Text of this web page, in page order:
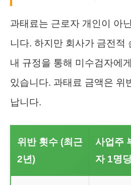
과태료는 근로자 개인이 아
니다. 하지만 회사가 금전적
내 규정을 통해 미수검자에
있습니다. 과태료 금액은 위
납니다.
위반 횟수 (최근
2년)
사업주
자 1명